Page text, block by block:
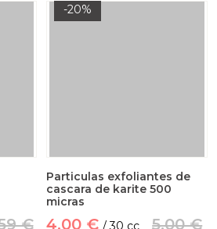
€
-20%
Particulas exfoliantes de
cascara de karite 500
micras
4,00 € / 30 cc 5,00 €